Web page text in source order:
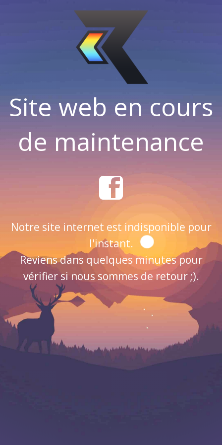
Site web en cours
de maintenance
Notre site internet est indisponible pour
l'instant.
Reviens dans quelques minutes pour
vérifier si nous sommes de retour ;).